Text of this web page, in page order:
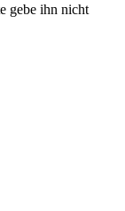
gebe ihn nicht